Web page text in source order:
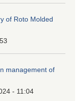
of Roto Molded
management of
- 11:04